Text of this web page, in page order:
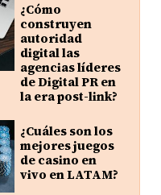
¿Cómo
construyen
autoridad
digital las
agencias líderes
de Digital PR en
la era post-link?
¿Cuáles son los
mejores juegos
de casino en
vivo en LATAM?